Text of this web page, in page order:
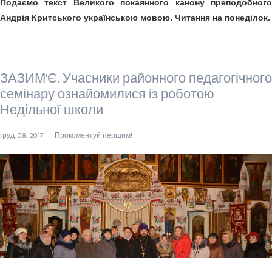
Подаємо текст Великого покаянного канону преподобного
Андрія Критського українською мовою. Читання на понеділок.
ЗАЗИМ'Є. Учасники районного педагогічного
семінару ознайомилися із роботою
Недільної школи
груд. 08, 2017 Прокоментуй першим!